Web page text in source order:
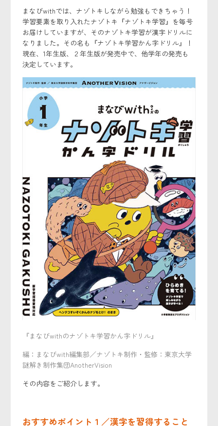
まなびwithでは、ナゾトキしながら勉強もできちゃう！
学習要素を取り入れたナゾトキ『ナゾトキ学習』を毎号
お届けしていますが、そのナゾトキ学習が漢字ドリルに
なりました。その名も『ナゾトキ学習かん字ドリル』！
現在、1年生版、２年生版が発売中で、他学年の発売も
決定しています。
『まなびwithのナゾトキ学習かん字ドリル』
編：まなびwith編集部／ナゾトキ制作・監修：東京大学
謎解き制作集団AnotherVision
その内容をご紹介します。
おすすめポイント１／漢字を習得すること